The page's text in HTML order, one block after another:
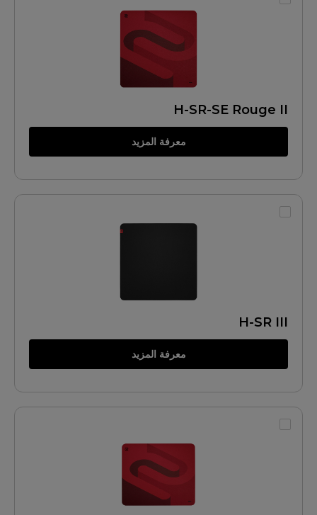
H-SR-SE Rouge II
معرفة المزيد
H-SR III
معرفة المزيد